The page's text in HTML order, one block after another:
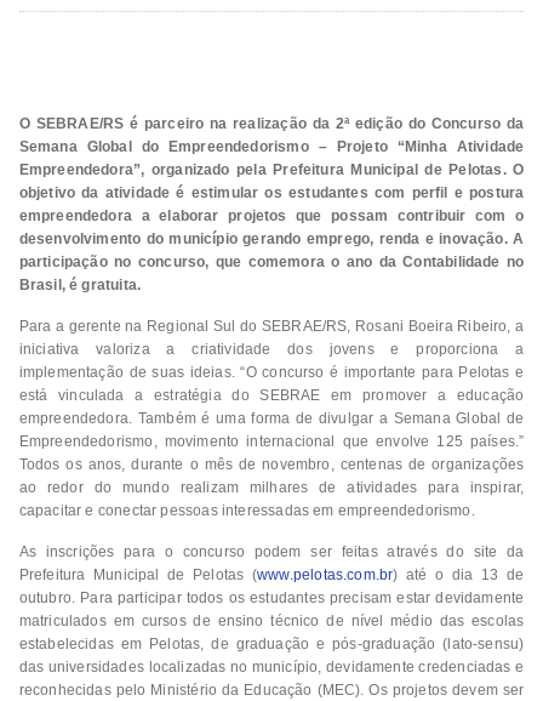
O SEBRAE/RS é parceiro na realização da 2ª edição do Concurso da
Semana Global do Empreendedorismo – Projeto “Minha Atividade
Empreendedora”, organizado pela Prefeitura Municipal de Pelotas. O
objetivo da atividade é estimular os estudantes com perfil e postura
empreendedora a elaborar projetos que possam contribuir com o
desenvolvimento do município gerando emprego, renda e inovação. A
participação no concurso, que comemora o ano da Contabilidade no
Brasil, é gratuita.
Para a gerente na Regional Sul do SEBRAE/RS, Rosani Boeira Ribeiro, a
iniciativa valoriza a criatividade dos jovens e proporciona a
implementação de suas ideias. “O concurso é importante para Pelotas e
está vinculada a estratégia do SEBRAE em promover a educação
empreendedora. Também é uma forma de divulgar a Semana Global de
Empreendedorismo, movimento internacional que envolve 125 países.”
Todos os anos, durante o mês de novembro, centenas de organizações
ao redor do mundo realizam milhares de atividades para inspirar,
capacitar e conectar pessoas interessadas em empreendedorismo.
As inscrições para o concurso podem ser feitas através do site da
Prefeitura Municipal de Pelotas (www.pelotas.com.br) até o dia 13 de
outubro. Para participar todos os estudantes precisam estar devidamente
matriculados em cursos de ensino técnico de nível médio das escolas
estabelecidas em Pelotas, de graduação e pós-graduação (lato-sensu)
das universidades localizadas no município, devidamente credenciadas e
reconhecidas pelo Ministério da Educação (MEC). Os projetos devem ser